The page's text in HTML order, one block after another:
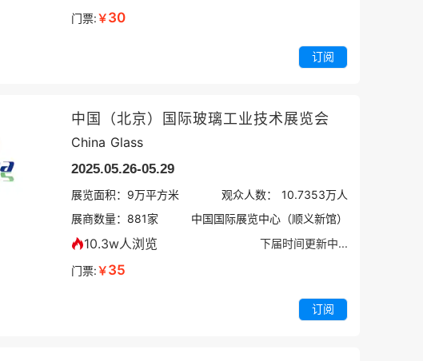
门票:￥30
订阅
中国（北京）国际玻璃工业技术展览会
China Glass
2025.05.26-05.29
展览面积： 9万平方米 观众人数： 10.7353万人
展商数量： 881家 中国国际展览中心（顺义新馆）
10.3w人浏览
下届时间更新中...
门票:￥35
订阅